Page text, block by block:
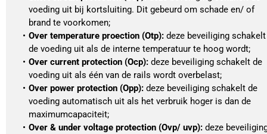
voeding uit bij kortsluiting. Dit gebeurd om schade en/ of
brand te voorkomen;
Over temperature proection (Otp): deze beveiliging schakelt
de voeding uit als de interne temperatuur te hoog wordt;
Over current protection (Ocp): deze beveiliging schakelt de
voeding uit als één van de rails wordt overbelast;
Over power protection (Opp): deze beveiliging schakelt de
voeding automatisch uit als het verbruik hoger is dan de
maximumcapaciteit;
Over & under voltage protection (Ovp/ uvp): deze